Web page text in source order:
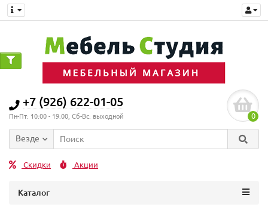
+7 (926) 622-01-05
Пн-Пт: 10:00 - 19:00, Сб-Вс: выходной 0
Везде
Скидки Акции
Каталог